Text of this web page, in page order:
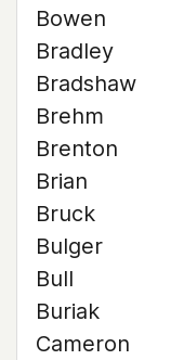
Bowen
Bradley
Bradshaw
Brehm
Brenton
Brian
Bruck
Bulger
Bull
Buriak
Cameron